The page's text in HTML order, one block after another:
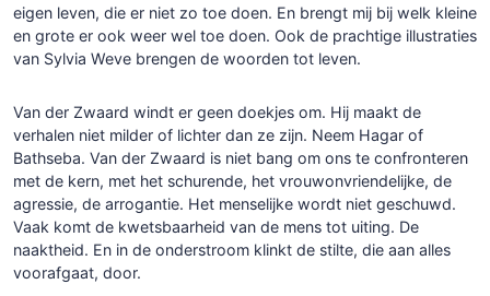
eigen leven, die er niet zo toe doen. En brengt mij bij welk kleine
en grote er ook weer wel toe doen. Ook de prachtige illustraties
van Sylvia Weve brengen de woorden tot leven.
Van der Zwaard windt er geen doekjes om. Hij maakt de
verhalen niet milder of lichter dan ze zijn. Neem Hagar of
Bathseba. Van der Zwaard is niet bang om ons te confronteren
met de kern, met het schurende, het vrouwonvriendelijke, de
agressie, de arrogantie. Het menselijke wordt niet geschuwd.
Vaak komt de kwetsbaarheid van de mens tot uiting. De
naaktheid. En in de onderstroom klinkt de stilte, die aan alles
voorafgaat, door.